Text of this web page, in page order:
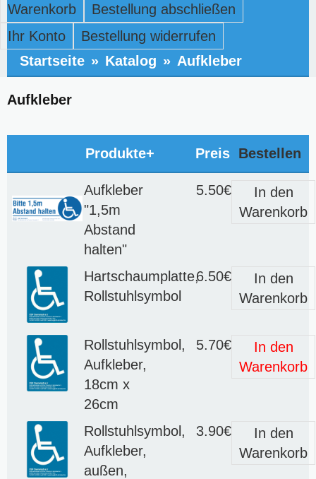
Warenkorb
Bestellung abschließen
Ihr Konto
Bestellung widerrufen
Startseite » Katalog » Aufkleber
Aufkleber
Produkte+ Preis Bestellen
Aufkleber
"1,5m
Abstand
halten"
5.50€
In den
Warenkorb
Hartschaumplatte,
Rollstuhlsymbol
6.50€
In den
Warenkorb
Rollstuhlsymbol,
Aufkleber,
18cm x
26cm
5.70€
In den
Warenkorb
Rollstuhlsymbol,
Aufkleber,
außen,
3.90€
In den
Warenkorb